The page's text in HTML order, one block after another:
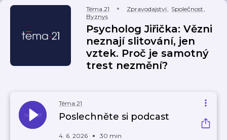
Téma.21 Zpravodajství, Společnost,
Byznys
Psycholog Jiřička: Vězni
neznají slitování, jen
vztek. Proč je samotný
trest nezmění?
Téma.21
Poslechněte si podcast
4. 6. 2026 30 min